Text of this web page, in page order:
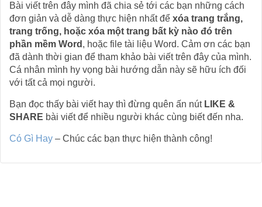
Bài viết trên đây mình đã chia sẻ tới các bạn những cách
đơn giản và dễ dàng thực hiện nhất để xóa trang trắng,
trang trống, hoặc xóa một trang bất kỳ nào đó trên
phần mềm Word , hoặc file tài liệu Word. Cảm ơn các bạn
đã dành thời gian để tham khảo bài viết trên đây của mình.
Cá nhân mình hy vọng bài hướng dẫn này sẽ hữu ích đối
với tất cả mọi người.
Bạn đọc thấy bài viết hay thì đừng quên ấn nút LIKE &
SHARE bài viết để nhiều người khác cùng biết đến nha.
Có Gì Hay – Chúc các bạn thực hiện thành công!